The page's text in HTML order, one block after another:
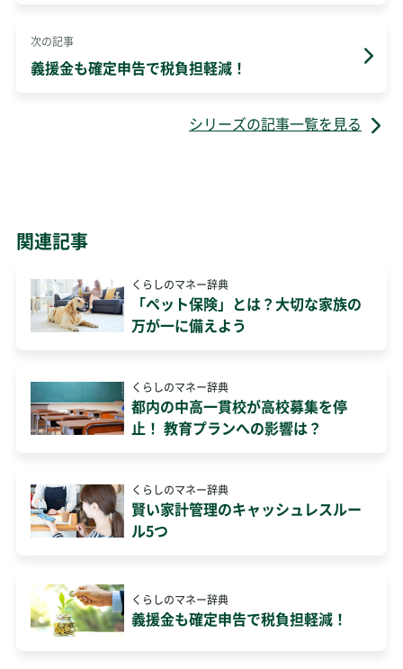
次の記事
義援金も確定申告で税負担軽減！
シリーズの記事一覧を見る
関連記事
くらしのマネー辞典
「ペット保険」とは？大切な家族の
万が一に備えよう
くらしのマネー辞典
都内の中高一貫校が高校募集を停
止！ 教育プランへの影響は？
くらしのマネー辞典
賢い家計管理のキャッシュレスルー
ル5つ
くらしのマネー辞典
義援金も確定申告で税負担軽減！